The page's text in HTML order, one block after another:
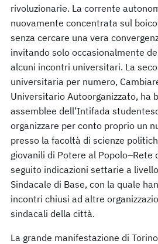
rivoluzionarie. La corrente
nuovamente concentrata sul
senza cercare una vera
invitando solo occasionalmente
alcuni incontri universitari. La
universitaria per numero,
Universitario Autoorganizzato, ha
assemblee dell’Intifada
organizzare per conto proprio un
presso la facoltà di scienze
giovanili di Potere al Popolo–Rete
seguito indicazioni settarie a
Sindacale di Base, con la quale
incontri chiusi ad altre
sindacali della città.
La grande manifestazione di